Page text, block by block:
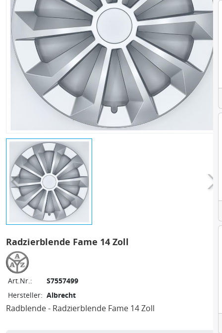
Radzierblende Fame 14 Zoll
Art.Nr.:
S7557499
Hersteller: Albrecht
Radblende - Radzierblende Fame 14 Zoll